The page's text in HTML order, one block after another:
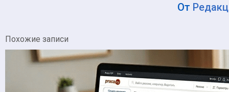
От
Похожие записи